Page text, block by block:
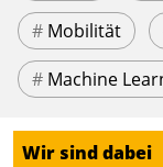
# Mobilität
# Machine
Wir sind dabei